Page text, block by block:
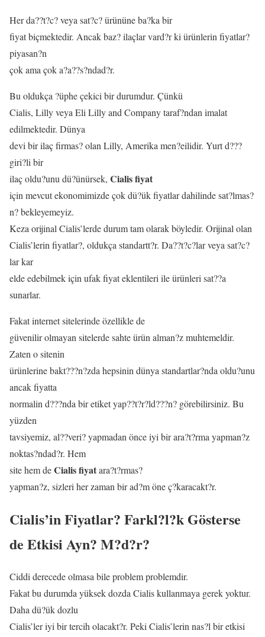
Her da??t?c? veya sat?c? ürününe ba?ka bir
fiyat biçmektedir. Ancak baz? ilaçlar vard?r ki ürünlerin fiyatlar?
piyasan?n
çok ama çok a?a??s?ndad?r.
Bu oldukça ?üphe çekici bir durumdur. Çünkü
Cialis, Lilly veya Eli Lilly and Company taraf?ndan imalat
edilmektedir. Dünya
devi bir ilaç firmas? olan Lilly, Amerika men?eilidir. Yurt d???
giri?li bir
ilaç oldu?unu dü?ünürsek, Cialis fiyat
için mevcut ekonomimizde çok dü?ük fiyatlar dahilinde sat?lmas?
n? bekleyemeyiz.
Keza orijinal Cialis’lerde durum tam olarak böyledir. Orijinal olan
Cialis’lerin fiyatlar?, oldukça standartt?r. Da??t?c?lar veya sat?c?
lar kar
elde edebilmek için ufak fiyat eklentileri ile ürünleri sat??a
sunarlar.
Fakat internet sitelerinde özellikle de
güvenilir olmayan sitelerde sahte ürün alman?z muhtemeldir.
Zaten o sitenin
ürünlerine bakt???n?zda hepsinin dünya standartlar?nda oldu?unu
ancak fiyatta
normalin d???nda bir etiket yap??t?r?ld???n? görebilirsiniz. Bu
yüzden
tavsiyemiz, al??veri? yapmadan önce iyi bir ara?t?rma yapman?z
noktas?ndad?r. Hem
site hem deCialis fiyatara?t?rmas?
yapman?z, sizleri her zaman bir ad?m öne ç?karacakt?r.
Cialis’in Fiyatlar? Farkl?l?k Gösterse
de Etkisi Ayn? M?d?r?
Ciddi derecede olmasa bile problem problemdir.
Fakat bu durumda yüksek dozda Cialis kullanmaya gerek yoktur.
Daha dü?ük dozlu
Cialis’ler iyi bir tercih olacakt?r. Peki Cialis’lerin nas?l bir etkisi